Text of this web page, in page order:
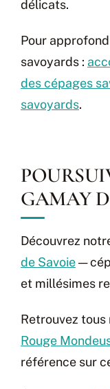
délicats.
Pour
savoyards :
des cépages
savoyards.
GAMAY
Découvrez
de Savoie—
et millésimes
Retrouvez tous
Rouge
référence sur